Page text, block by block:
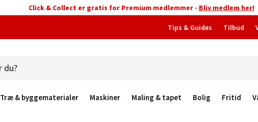
Click & Collect er gratis for Premium medlemmer - Bliv medlem her!
Tips & Guides Tilbud
Træ & byggematerialer Maskiner Maling & tapet Bolig Fritid